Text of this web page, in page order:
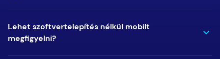
Lehet szoftvertelepítés nélkül mobilt
megfigyelni?